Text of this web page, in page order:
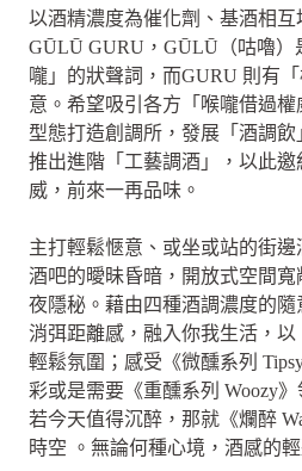
以酒精濃度為催化劑、基酒相
GŪLŪ GURU，GŪLŪ（咕嚕）
嚨」的狀聲詞，而GURU 則有
意。希望吸引各方「喉嚨借過
型態打造創調所，發展「酒調
推出進階「工藝調酒」，以此
威，前來一再品味。
主打輕鬆愜意、或坐或站的街
酒吧的曖昧昏暗，開放式空間
夜隱秘。藉由四種酒調濃度的隨
消弭距離感，融入你我生活，以
輕鬆氛圍；感受《微醺系列
彩或是需要《重醺系列 Woozy
若今天值得沉醉，那就《爛醉
時空 。無論何種心境，酒感的